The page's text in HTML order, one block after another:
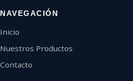
NAVEGACIÓN
Inicio
Nuestros Productos
Contacto